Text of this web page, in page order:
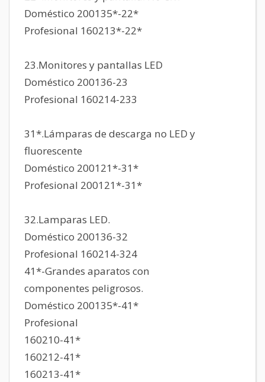
Doméstico 200135*-22*
Profesional 160213*-22*
23.Monitores y pantallas LED
Doméstico 200136-23
Profesional 160214-233
31*.Lámparas de descarga no LED y
fluorescente
Doméstico 200121*-31*
Profesional 200121*-31*
32.Lamparas LED.
Doméstico 200136-32
Profesional 160214-324
41*-Grandes aparatos con
componentes peligrosos.
Doméstico 200135*-41*
Profesional
160210-41*
160212-41*
160213-41*